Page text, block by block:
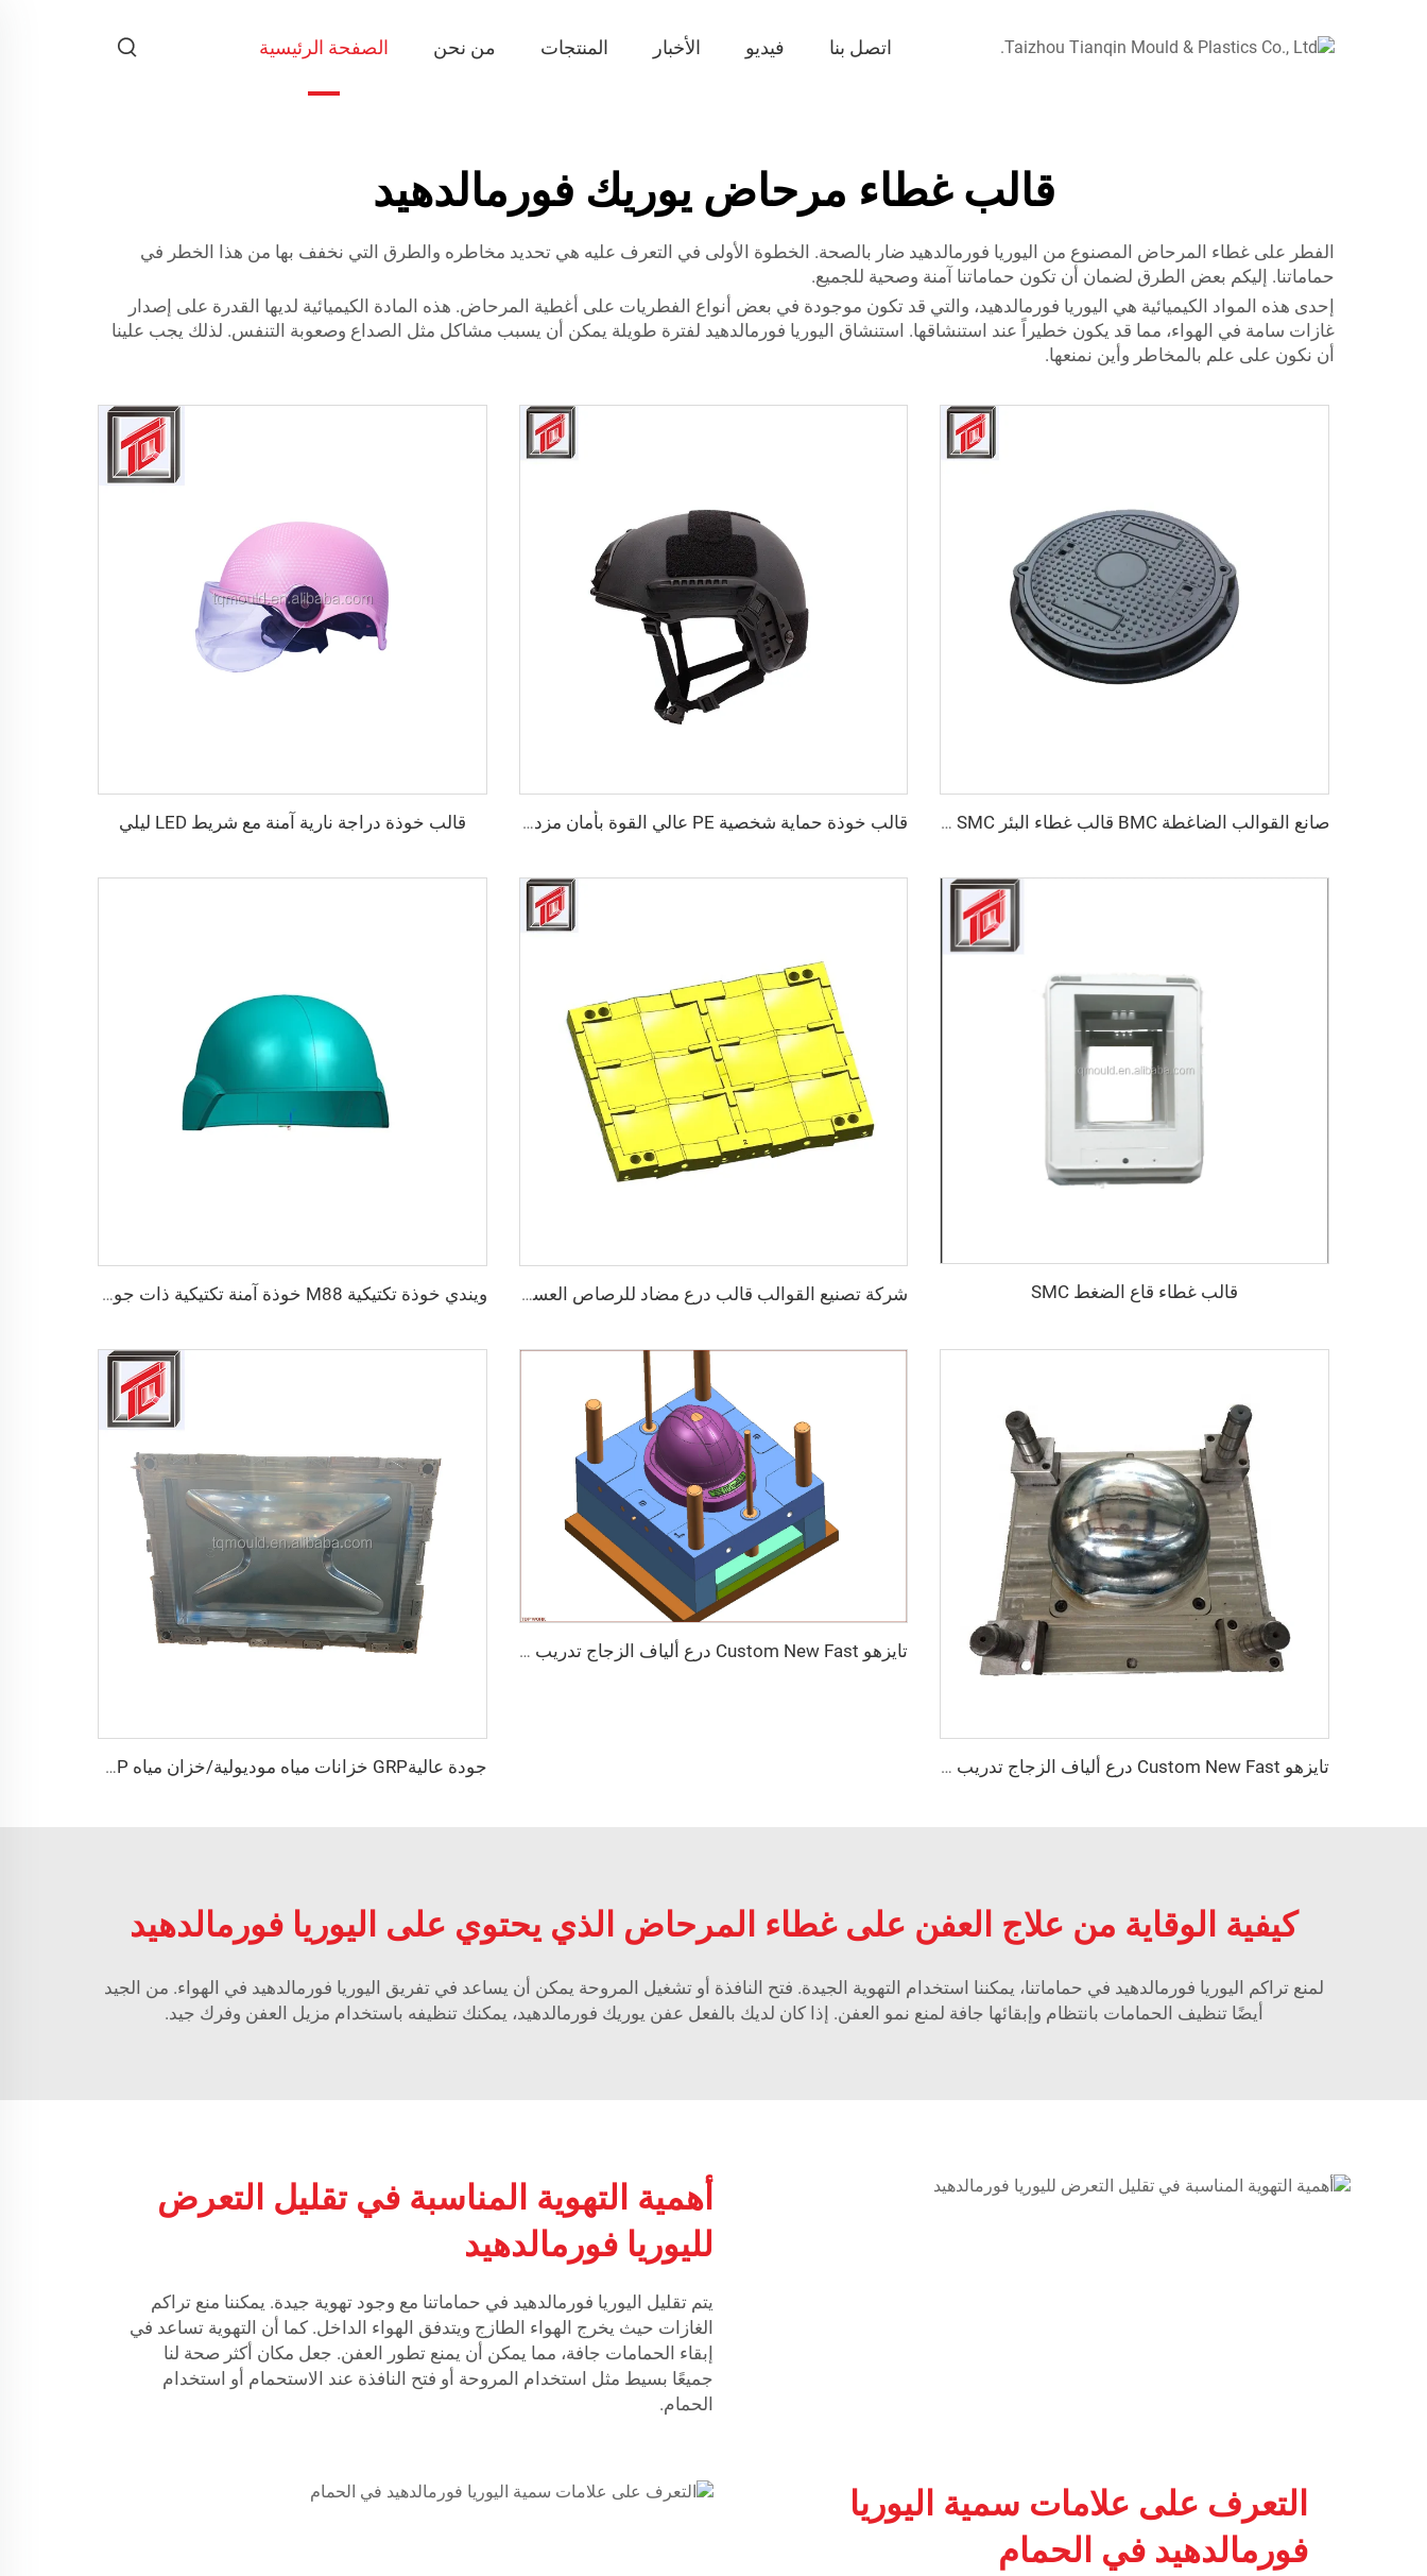
الصفحة الرئيسية من نحن المنتجات الأخبار فيديو اتصل بنا
قالب غطاء مرحاض يوريك فورمالدهيد
الفطر على غطاء المرحاض المصنوع من اليوريا فورمالدهيد ضار بالصحة. الخطوة الأولى في التعرف عليه هي تحديد مخاطره والطرق التي نخفف بها من هذا الخطر في
حماماتنا. إليكم بعض الطرق لضمان أن تكون حماماتنا آمنة وصحية للجميع.
إحدى هذه المواد الكيميائية هي اليوريا فورمالدهيد، والتي قد تكون موجودة في بعض أنواع الفطريات على أغطية المرحاض. هذه المادة الكيميائية لديها القدرة على إصدار
غازات سامة في الهواء، مما قد يكون خطيراً عند استنشاقها. استنشاق اليوريا فورمالدهيد لفترة طويلة يمكن أن يسبب مشاكل مثل الصداع وصعوبة التنفس. لذلك يجب علينا
أن نكون على علم بالمخاطر وأين نمنعها.
صانع القوالب الضاغطة BMC قالب غطاء البئر SMC صنع قالب خوذة حماية شخصية PE عالي القوة بأمان مزدوج قابل للتخصيص بالجملة خوذة تكتيكية آمنة عالية القطع قالب خوذة دراجة نارية آمنة مع شريط LED ليلي
قالب غطاء قاع الضغط SMC شركة تصنيع القوالب قالب درع مضاد للرصاص العسكري ويندي خوذة تكتيكية M88 خوذة آمنة تكتيكية ذات جودة عالية وخوذات واقية
تايزهو Custom New Fast درع ألياف الزجاج تدريب قتالي خارجي للخوذة التكتيكية
تايزهو Custom New Fast درع ألياف الزجاج تدريب قتالي خارجي للخوذة التكتيكية
جودة عاليةGRP خزانات مياه موديولية/خزان مياه FRP/لوحة قوالب خزان مياه GRP
كيفية الوقاية من علاج العفن على غطاء المرحاض الذي يحتوي على اليوريا فورمالدهيد
لمنع تراكم اليوريا فورمالدهيد في حماماتنا، يمكننا استخدام التهوية الجيدة. فتح النافذة أو تشغيل المروحة يمكن أن يساعد في تفريق اليوريا فورمالدهيد في الهواء. من الجيد
أيضًا تنظيف الحمامات بانتظام وإبقائها جافة لمنع نمو العفن. إذا كان لديك بالفعل عفن يوريك فورمالدهيد، يمكنك تنظيفه باستخدام مزيل العفن وفرك جيد.
أهمية التهوية المناسبة في تقليل التعرض
لليوريا فورمالدهيد
يتم تقليل اليوريا فورمالدهيد في حماماتنا مع وجود تهوية جيدة. يمكننا منع تراكم
الغازات حيث يخرج الهواء الطازج ويتدفق الهواء الداخل. كما أن التهوية تساعد في
إبقاء الحمامات جافة، مما يمكن أن يمنع تطور العفن. جعل مكان أكثر صحة لنا
جميعًا بسيط مثل استخدام المروحة أو فتح النافذة عند الاستحمام أو استخدام
الحمام.
التعرف على علامات سمية اليوريا
فورمالدهيد في الحمام